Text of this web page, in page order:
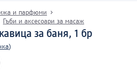
и парфюми
Гъби и аксесоари за масаж
за баня, 1 бр
)